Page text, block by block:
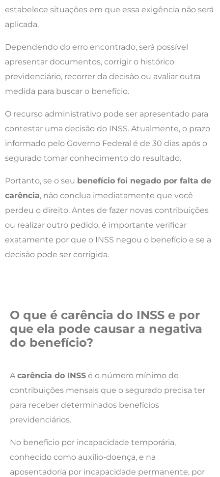
estabelece situações em que essa exigência não será
aplicada.
Dependendo do erro encontrado, será possível
apresentar documentos, corrigir o histórico
previdenciário, recorrer da decisão ou avaliar outra
medida para buscar o benefício.
O recurso administrativo pode ser apresentado para
contestar uma decisão do INSS. Atualmente, o prazo
informado pelo Governo Federal é de 30 dias após o
segurado tomar conhecimento do resultado.
Portanto, se o seu benefício foi negado por falta de
carência, não conclua imediatamente que você
perdeu o direito. Antes de fazer novas contribuições
ou realizar outro pedido, é importante verificar
exatamente por que o INSS negou o benefício e se a
decisão pode ser corrigida.
O que é carência do INSS e por
que ela pode causar a negativa
do benefício?
A carência do INSS é o número mínimo de
contribuições mensais que o segurado precisa ter
para receber determinados benefícios
previdenciários.
No benefício por incapacidade temporária,
conhecido como auxílio-doença, e na
aposentadoria por incapacidade permanente, por